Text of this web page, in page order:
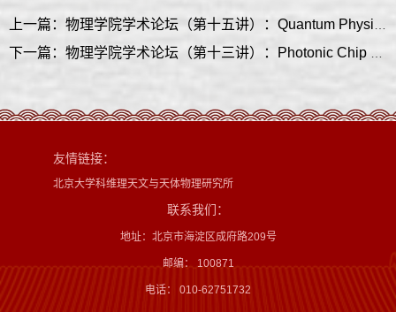
上一篇：物理学院学术论坛（第十五讲）：Quantum Physics with Spins in 2D and 3D Materials
下一篇：物理学院学术论坛（第十三讲）：Photonic Chip based Frequency Combs
友情链接：
北京大学科维理天文与天体物理研究所
联系我们：
地址：北京市海淀区成府路209号
邮编： 100871
电话： 010-62751732